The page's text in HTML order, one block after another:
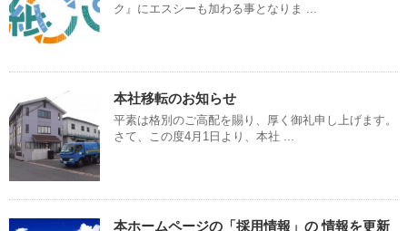
ク』にエスシーも加わる事となりま ...
本社移転のお知らせ
平素は格別のご高配を賜り、厚く御礼申し上げます。
さて、この度4月1日より、本社 ...
本ホームページの「採用情報」の 情報を更新